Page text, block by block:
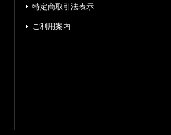
特定商取引法表示
ご利用案内